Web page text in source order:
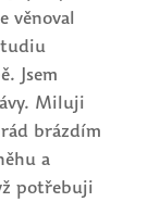
věnoval
Jsem
Miluji
brázdím
a
potřebuji